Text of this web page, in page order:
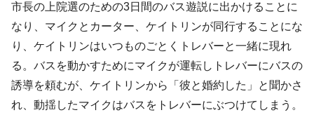
市長の上院選のための3日間のバス遊説に出かけることに
なり、マイクとカーター、ケイトリンが同行することにな
り、ケイトリンはいつものごとくトレバーと一緒に現れ
る。バスを動かすためにマイクが運転しトレバーにバスの
誘導を頼むが、ケイトリンから「彼と婚約した」と聞かさ
れ、動揺したマイクはバスをトレバーにぶつけてしまう。